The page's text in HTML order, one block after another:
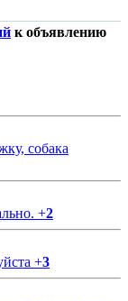
к объявлению
собака
+2
+3